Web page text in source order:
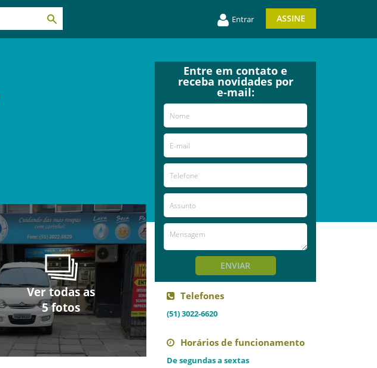
Entrar ASSINE
Ver todas as
5 fotos
Ver todas as
5 fotos
Ver todas as
5 fotos
Ver todas as
5 fotos
Ver todas as
5 fotos
Entre em contato e
receba novidades por
e-mail:
ENVIAR
Telefones
(51) 3022-6620
Horários de funcionamento
De segundas a sextas